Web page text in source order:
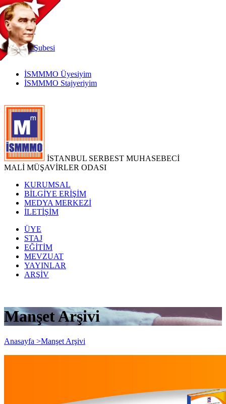
TR
|
EN
İnternetŞubesi
İSMMMO Üyesiyim
İSMMMO Stajyeriyim
İSTANBUL SERBEST MUHASEBECİ
MALİ MÜŞAVİRLER ODASI
KURUMSAL
BİLGİYE ERİŞİM
MEDYA MERKEZİ
İLETİŞİM
ÜYE
STAJ
EĞİTİM
MEVZUAT
YAYINLAR
ARŞİV
Manşet Arşivi
Anasayfa >Manşet Arşivi